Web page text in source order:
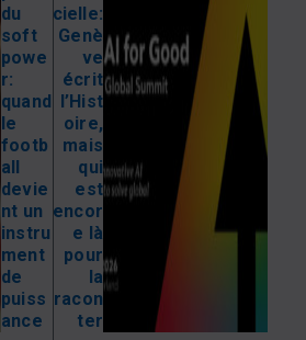
du
soft
powe
r:
quand
le
footb
all
devie
nt un
instru
ment
de
puiss
ance
cielle:
Genè
ve
écrit
l’Hist
oire,
mais
qui
est
encor
e là
pour
la
racon
ter